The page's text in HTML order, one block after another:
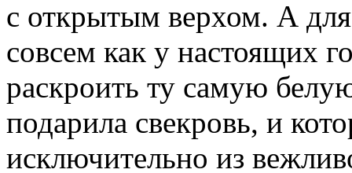
с открытым верхом. А
совсем как у настоящих
раскроить ту самую
подарила свекровь, и
исключительно из